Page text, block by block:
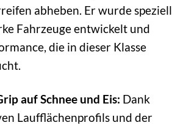
abheben. Er wurde speziell
Fahrzeuge entwickelt und
die in dieser Klasse
auf Schnee und Eis: Dank
Laufflächenprofils und der